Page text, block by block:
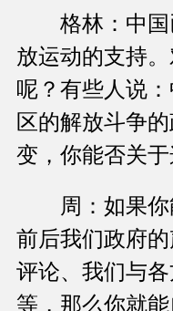
格林：中国
放运动的支持
呢？有些人说
区的解放斗争
变，你能否关
周：如果你
前后我们政府
评论、我们与
等，那么你就